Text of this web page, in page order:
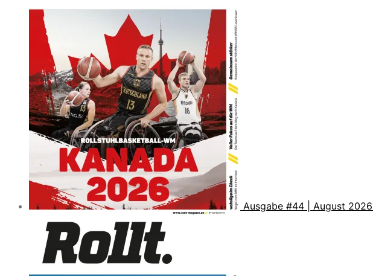
Ausgabe #44 | August 2026